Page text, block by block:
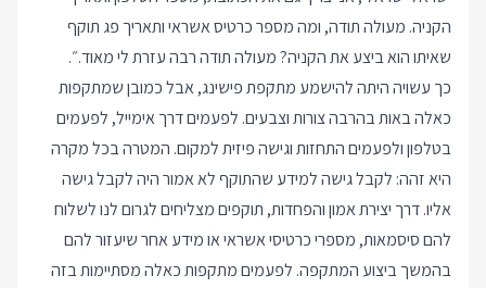
הקניה. מעולה תודה, ומה מספר כרטיס אשראי ותאריך פג תוקף
שאיתו הוא ביצע את הקניה? מעולה תודה רבה עזרת לי מאוד.״.
כך עשויה היתה להישמע מתקפת פישינג, אבל כמובן שמתקפות
כאלה באות בהרבה צורות וצבעים. לפעמים דרך אימייל, לפעמים
בטלפון ולפעמים התחזות וגישה פיזית למקום. המטרה בכל מקרה
היא זהה: לקבל גישה למידע שהתוקף לא אמור היה לקבל גישה
אליו. דרך יצירת אמון והפחדות, תוקפים מצליחים לגרום לנו לשלוח
להם סיסמאות, מספרי כרטיסי אשראי או מידע אחר שיעזור להם
בהמשך ביצוע המתקפה. לפעמים מתקפות כאלה מסתיימות בזה